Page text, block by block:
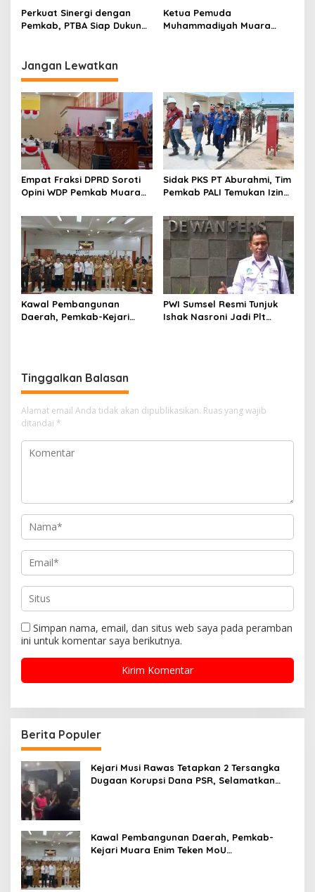
Rabain Muara Enim Ditunda
Muara Enim Turun Verifikasi
Perkuat Sinergi dengan
Pemkab, PTBA Siap Dukung
Ketua Pemuda
Muhammadiyah Muara
Jangan Lewatkan
Empat Fraksi DPRD Soroti
Opini WDP Pemkab Muara
Kelola Keuangan
Sidak PKS PT Aburahmi, Tim
Pemkab PALI Temukan Izin
Kawal Pembangunan
Daerah, Pemkab-Kejari
PWI Sumsel Resmi Tunjuk
Ishak Nasroni Jadi Plt
Tinggalkan Balasan
Alamat email Anda tidak akan dipublikasikan. Ruas yang wajib
ditandai *
Simpan nama, email, dan situs web saya pada peramban
ini untuk komentar saya berikutnya.
Berita Populer
Kejari Musi Rawas Tetapkan 2 Tersangka
Dugaan Korupsi Dana PSR, Selamatkan
Kawal Pembangunan Daerah, Pemkab-
Kejari Muara Enim Teken MoU